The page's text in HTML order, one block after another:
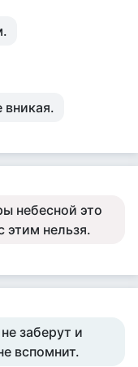
вникая.
небесной это
этим нельзя.
заберут и
вспомнит.